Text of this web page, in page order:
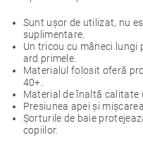
Sunt ușor de utilizat, nu
suplimentare.
Un tricou cu mâneci lungi
ard primele.
Materialul folosit oferă
40+.
Material de înaltă calitate
Presiunea apei și
Șorturile de baie
copiilor.